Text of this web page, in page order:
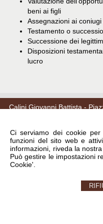
Ci serviamo dei cookie
funzioni del sito web e
informazioni, riveda la nostra
Può gestire le impostazioni
Cookie'.
beni ai figli
Assegnazioni ai
Testamento o
Successione dei
Disposizioni
lucro
Calini Giovanni Battista -
© 2026 Copyright Notaio Calini
02235290984 | Sitemap-Privacy-